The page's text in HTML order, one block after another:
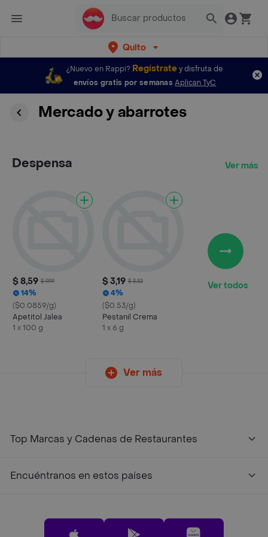
Quito
¿Nuevo en Rappi? Regístratey disfruta de
envíos gratis por semanas Aplican TyC
Mercado y abarrotes
Despensa Ver más
$ 8,59 $ 9,99
14%
($0.0859/g)
Apetitol Jalea
1 x 100 g
$ 3,19 $ 3,32
4%
($0.53/g)
Pestanil Crema
1 x 6 g
Ver todos
Ver más
Top Marcas y Cadenas de Restaurantes
Encuéntranos en estos países